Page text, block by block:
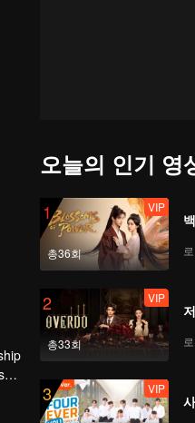
오늘의 인기 영
1
총36회
VIP
2
총33회
VIP
3 VIP